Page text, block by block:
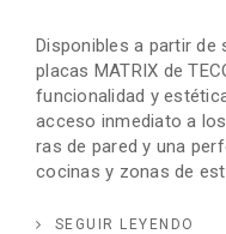
Disponibles a partir de
placas MATRIX de
funcionalidad y
acceso inmediato a
ras de pared y una
cocinas y zonas de
SEGUIR LEYENDO